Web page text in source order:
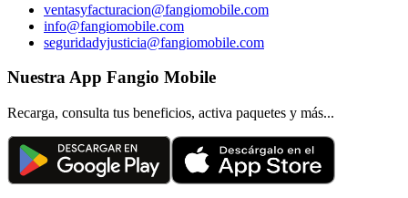
ventasyfacturacion@fangiomobile.com
info@fangiomobile.com
seguridadyjusticia@fangiomobile.com
Nuestra App Fangio Mobile
Recarga, consulta tus beneficios, activa paquetes y más...